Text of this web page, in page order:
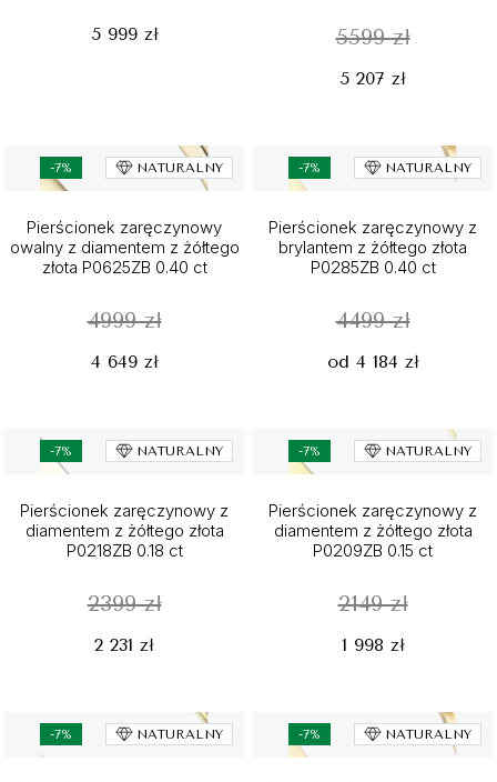
5 999 zł 5599 zł
5 207 zł
-7% NATURALNY
Pierścionek zaręczynowy
owalny z diamentem z żółtego
złota P0625ZB 0.40 ct
4999 zł
4 649 zł
-7% NATURALNY
Pierścionek zaręczynowy z
brylantem z żółtego złota
P0285ZB 0.40 ct
4499 zł
od 4 184 zł
-7% NATURALNY
Pierścionek zaręczynowy z
diamentem z żółtego złota
P0218ZB 0.18 ct
2399 zł
2 231 zł
-7% NATURALNY
Pierścionek zaręczynowy z
diamentem z żółtego złota
P0209ZB 0.15 ct
2149 zł
1 998 zł
-7% NATURALNY -7% NATURALNY